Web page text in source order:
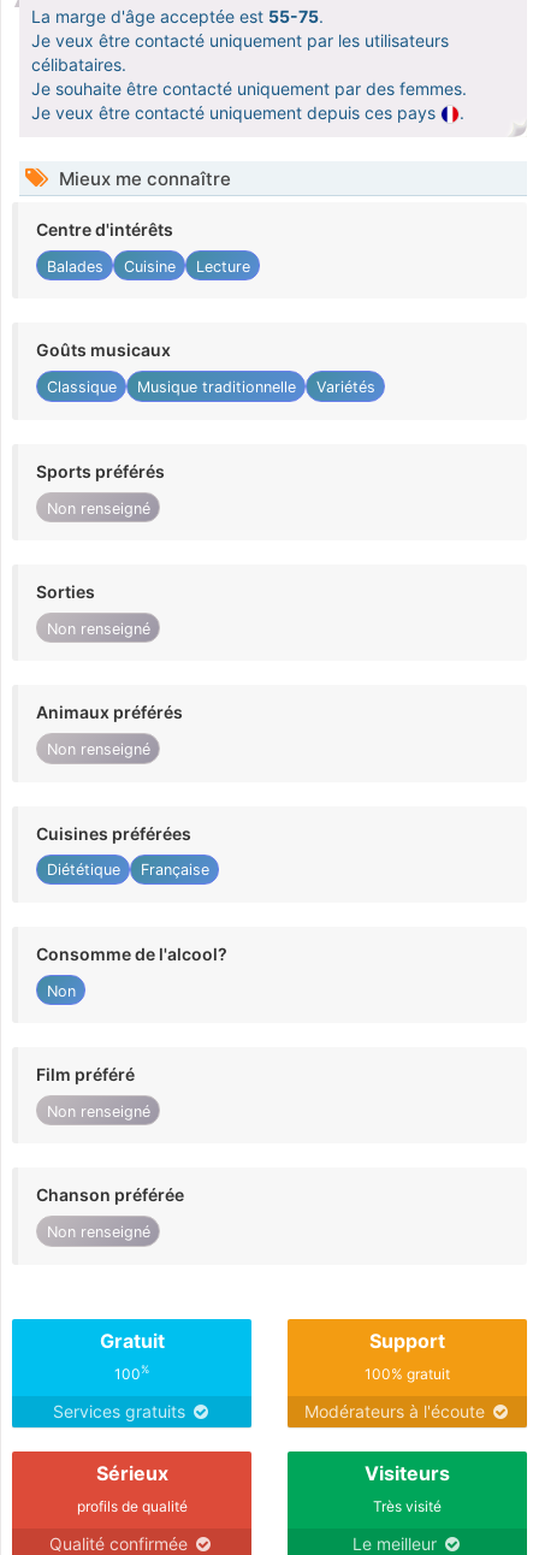
La marge d'âge acceptée est 55-75.
Je veux être contacté uniquement par les utilisateurs
célibataires.
Je souhaite être contacté uniquement par des femmes.
Je veux être contacté uniquement depuis ces pays
.
Mieux me connaître
Centre d'intérêts
Balades Cuisine Lecture
Goûts musicaux
Classique Musique traditionnelle Variétés
Sports préférés
Non renseigné
Sorties
Non renseigné
Animaux préférés
Non renseigné
Cuisines préférées
Diététique Française
Consomme de l'alcool?
Non
Film préféré
Non renseigné
Chanson préférée
Non renseigné
Gratuit
100%
Services gratuits
Support
100% gratuit
Modérateurs à l'écoute
Sérieux
profils de qualité
Qualité confirmée
Visiteurs
Très visité
Le meilleur